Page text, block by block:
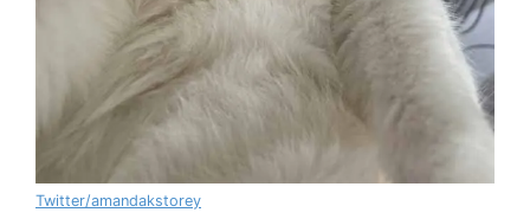
Twitter/amandakstorey